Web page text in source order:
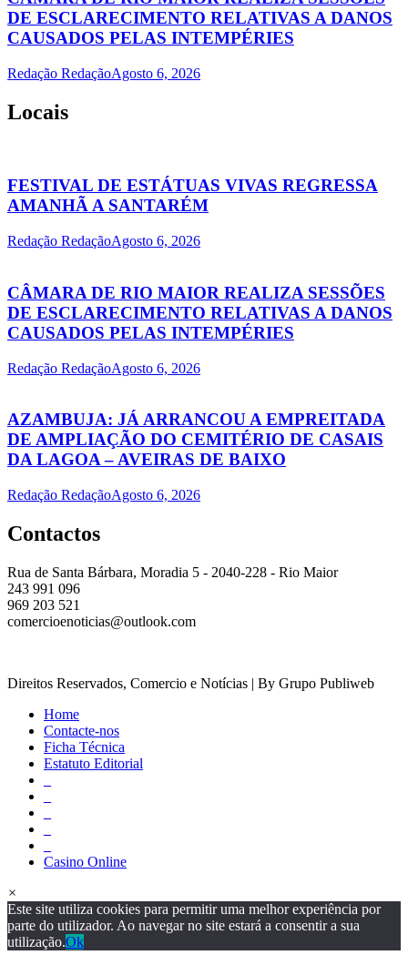
DE ESCLARECIMENTO RELATIVAS A DANOS
CAUSADOS PELAS INTEMPÉRIES
Redação RedaçãoAgosto 6, 2026
Locais
FESTIVAL DE ESTÁTUAS VIVAS REGRESSA
AMANHÃ A SANTARÉM
Redação RedaçãoAgosto 6, 2026
CÂMARA DE RIO MAIOR REALIZA SESSÕES
DE ESCLARECIMENTO RELATIVAS A DANOS
CAUSADOS PELAS INTEMPÉRIES
Redação RedaçãoAgosto 6, 2026
AZAMBUJA: JÁ ARRANCOU A EMPREITADA
DE AMPLIAÇÃO DO CEMITÉRIO DE CASAIS
DA LAGOA – AVEIRAS DE BAIXO
Redação RedaçãoAgosto 6, 2026
Contactos
Rua de Santa Bárbara, Moradia 5 - 2040-228 - Rio Maior
243 991 096
969 203 521
comercioenoticias@outlook.com
Direitos Reservados, Comercio e Notícias | By Grupo Publiweb
Home
Contacte-nos
Ficha Técnica
Estatuto Editorial
Casino Online
×
Este site utiliza cookies para permitir uma melhor experiência por
parte do utilizador. Ao navegar no site estará a consentir a sua
utilização.Ok